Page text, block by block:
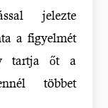
jelezte
a figyelmét
tartja őt a
többet